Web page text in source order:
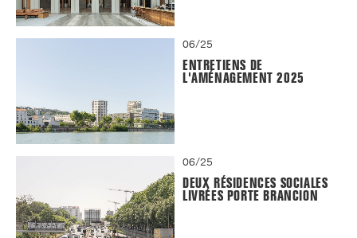
06/25
ENTRETIENS DE
L'AMÉNAGEMENT 2025
06/25
DEUX RÉSIDENCES SOCIALES
LIVRÉES PORTE BRANCION